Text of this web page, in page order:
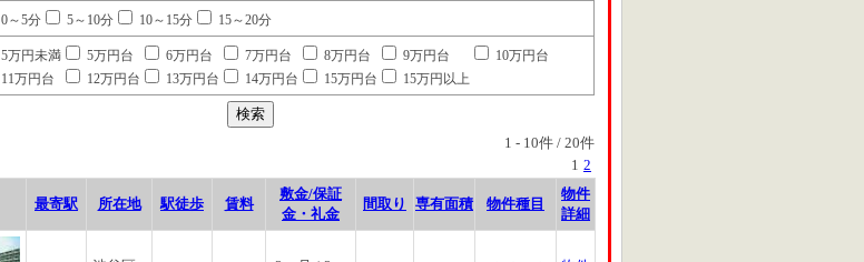
0～5分 5～10分 10～15分 15～20分
5万円未満 5万円台 6万円台 7万円台 8万円台 9万円台
10万円台
11万円台
12万円台 13万円台 14万円台 15万円台 15万円以上
1 - 10件 / 20件
1 2
最寄駅 所在地 駅徒歩 賃料
敷金/保証
金・礼金
間取り 専有面積 物件種目
物件
詳細